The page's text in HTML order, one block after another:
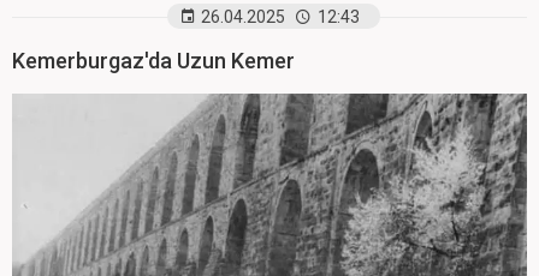
26.04.2025 12:43
Kemerburgaz'da Uzun Kemer